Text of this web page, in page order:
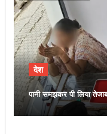
देश
पानी समझकर पी लिया